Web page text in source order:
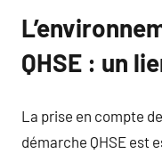
QHSE : un
La prise en compte
démarche QHSE est